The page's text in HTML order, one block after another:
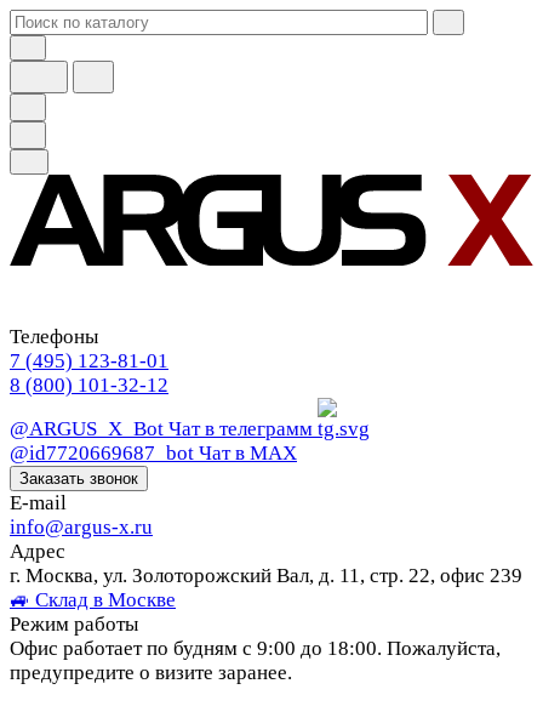
Телефоны
7 (495) 123-81-01
8 (800) 101-32-12
@ARGUS_X_Bot Чат в телеграмм
@id7720669687_bot Чат в МАХ
Заказать звонок
E-mail
info@argus-x.ru
Адрес
г. Москва, ул. Золоторожский Вал, д. 11, стр. 22, офис 239
🚙 Склад в Москве
Режим работы
Офис работает по будням с 9:00 до 18:00. Пожалуйста,
предупредите о визите заранее.